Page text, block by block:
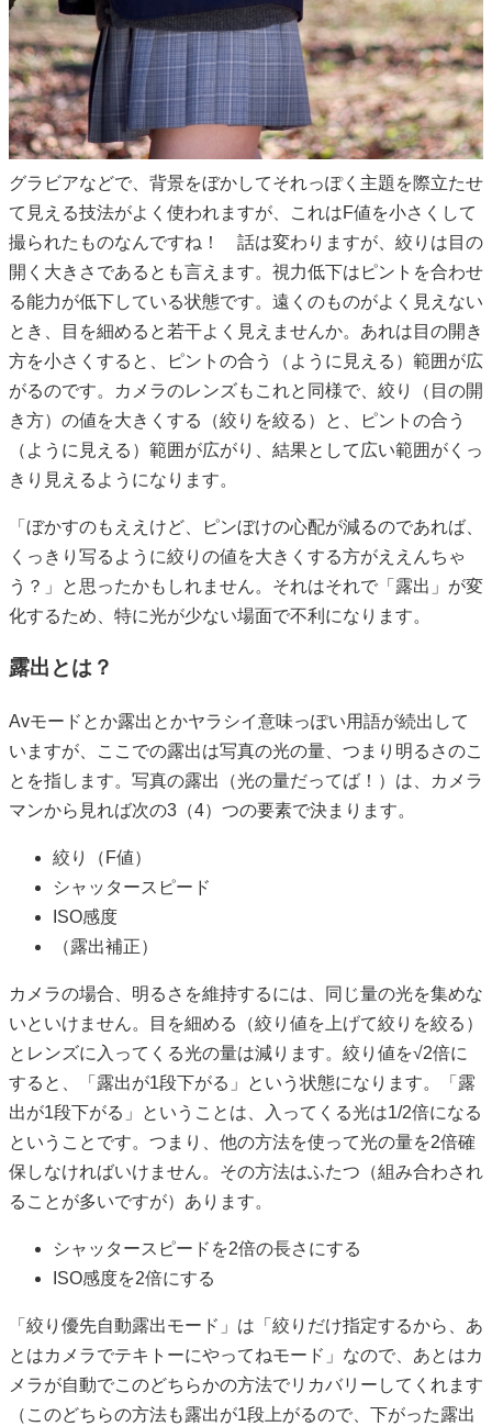
グラビアなどで、背景をぼかしてそれっぽく主題を際立たせ
て見える技法がよく使われますが、これはF値を小さくして
撮られたものなんですね！ 話は変わりますが、絞りは目の
開く大きさであるとも言えます。視力低下はピントを合わせ
る能力が低下している状態です。遠くのものがよく見えない
とき、目を細めると若干よく見えませんか。あれは目の開き
方を小さくすると、ピントの合う（ように見える）範囲が広
がるのです。カメラのレンズもこれと同様で、絞り（目の開
き方）の値を大きくする（絞りを絞る）と、ピントの合う
（ように見える）範囲が広がり、結果として広い範囲がくっ
きり見えるようになります。
「ぼかすのもええけど、ピンぼけの心配が減るのであれば、
くっきり写るように絞りの値を大きくする方がええんちゃ
う？」と思ったかもしれません。それはそれで「露出」が変
化するため、特に光が少ない場面で不利になります。
露出とは？
Avモードとか露出とかヤラシイ意味っぽい用語が続出して
いますが、ここでの露出は写真の光の量、つまり明るさのこ
とを指します。写真の露出（光の量だってば！）は、カメラ
マンから見れば次の3（4）つの要素で決まります。
絞り（F値）
シャッタースピード
ISO感度
（露出補正）
カメラの場合、明るさを維持するには、同じ量の光を集めな
いといけません。目を細める（絞り値を上げて絞りを絞る）
とレンズに入ってくる光の量は減ります。絞り値を√2倍に
すると、「露出が1段下がる」という状態になります。「露
出が1段下がる」ということは、入ってくる光は1/2倍になる
ということです。つまり、他の方法を使って光の量を2倍確
保しなければいけません。その方法はふたつ（組み合わされ
ることが多いですが）あります。
シャッタースピードを2倍の長さにする
ISO感度を2倍にする
「絞り優先自動露出モード」は「絞りだけ指定するから、あ
とはカメラでテキトーにやってねモード」なので、あとはカ
メラが自動でこのどちらかの方法でリカバリーしてくれます
（このどちらの方法も露出が1段上がるので、下がった露出